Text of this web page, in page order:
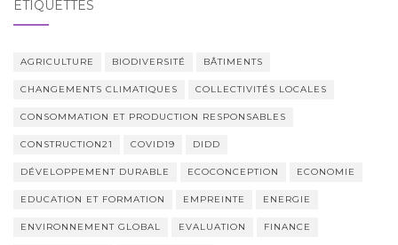
ÉTIQUETTES
AGRICULTURE BIODIVERSITÉ BÂTIMENTS
CHANGEMENTS CLIMATIQUES COLLECTIVITÉS LOCALES
CONSOMMATION ET PRODUCTION RESPONSABLES
CONSTRUCTION21 COVID19 DIDD
DÉVELOPPEMENT DURABLE ECOCONCEPTION ECONOMIE
EDUCATION ET FORMATION EMPREINTE ENERGIE
ENVIRONNEMENT GLOBAL EVALUATION FINANCE